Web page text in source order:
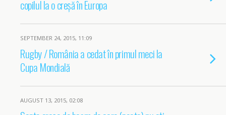
copilul la o creșă în Europa
SEPTEMBER 24, 2015, 11:09
Rugby / România a cedat în primul meci la
Cupa Mondială
AUGUST 13, 2015, 02:08